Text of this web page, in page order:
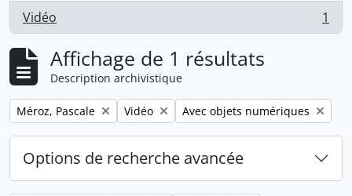
Vidéo
, 1 résultats 1
Affichage de 1 résultats
Description archivistique
Remove filter:
Méroz, Pascale Remove filter:
Vidéo Remove filter:
Avec objets numériques
Options de recherche avancée